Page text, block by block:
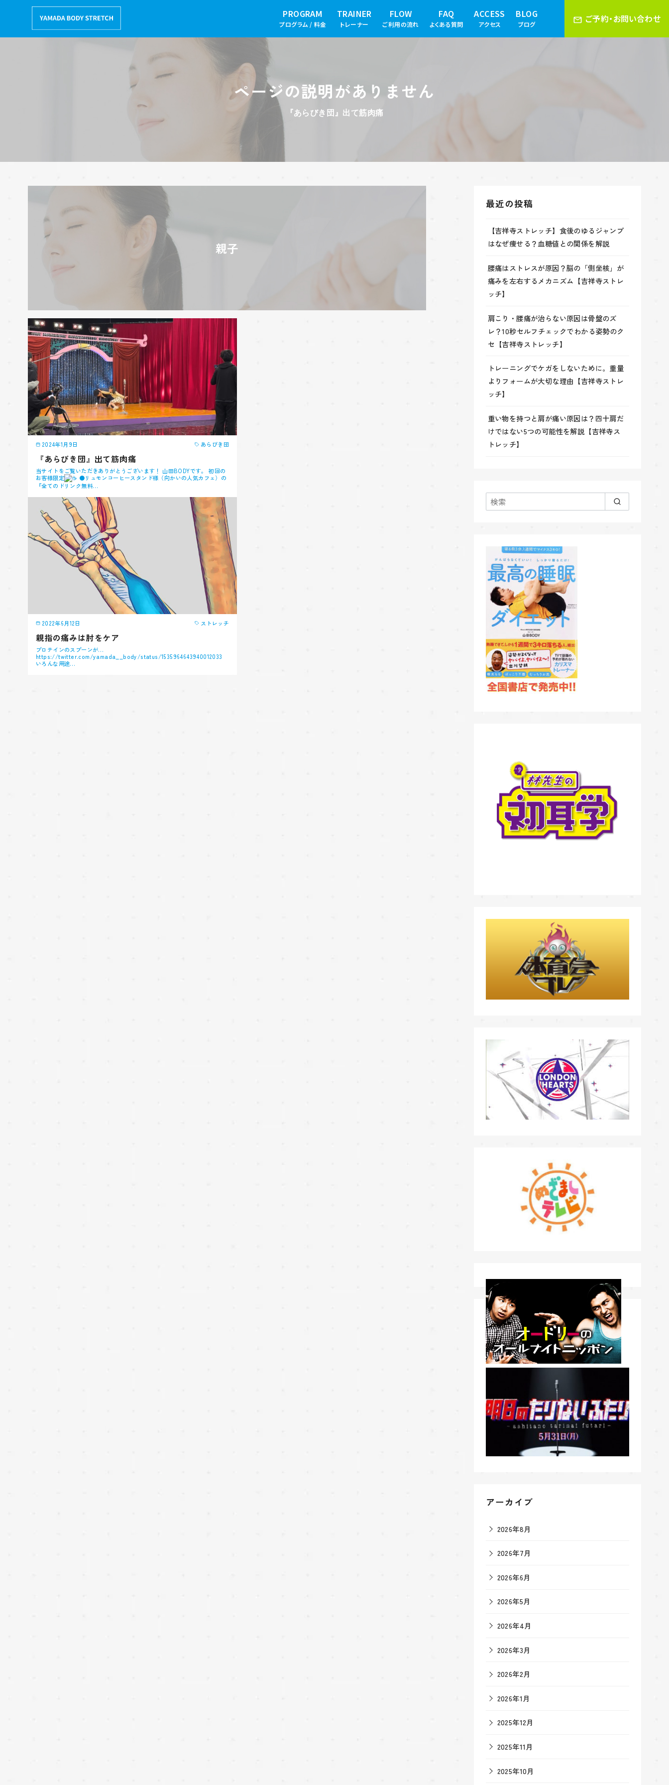
テ
PROGRAM
プログラム / 料金
TRAINER
トレーナー
FLOW
ご利用の流れ
FAQ
よくある質問
ACCESS
アクセス
BLOG
ブログ
ページの説明がありません
『あらびき団』出て筋肉痛
ご予約・お問い合わせ
親子
2024年1月9日 あらびき団
『あらびき団』出て筋肉痛
当サイトをご覧いただきありがとうございます！ 山田BODYです。 初回の
お客様限定
●リュモンコーヒースタンド様（向かいの人気カフェ）の
『全てのドリンク無料…
2022年6月12日 ストレッチ
親指の痛みは肘をケア
プロテインのスプーンが…
https://twitter.com/yamada__body/status/1535964643940012033
いろんな用途…
最近の投稿
【吉祥寺ストレッチ】食後のゆるジャンプ
はなぜ痩せる？血糖値との関係を解説
腰痛はストレスが原因？脳の「側坐核」が
痛みを左右するメカニズム【吉祥寺ストレ
ッチ】
肩こり・腰痛が治らない原因は骨盤のズ
レ？10秒セルフチェックでわかる姿勢のク
セ【吉祥寺ストレッチ】
トレーニングでケガをしないために。重量
よりフォームが大切な理由【吉祥寺ストレ
ッチ】
重い物を持つと肩が痛い原因は？四十肩だ
けではない5つの可能性を解説【吉祥寺ス
トレッチ】
アーカイブ
2026年8月
2026年7月
2026年6月
2026年5月
2026年4月
2026年3月
2026年2月
2026年1月
2025年12月
2025年11月
2025年10月